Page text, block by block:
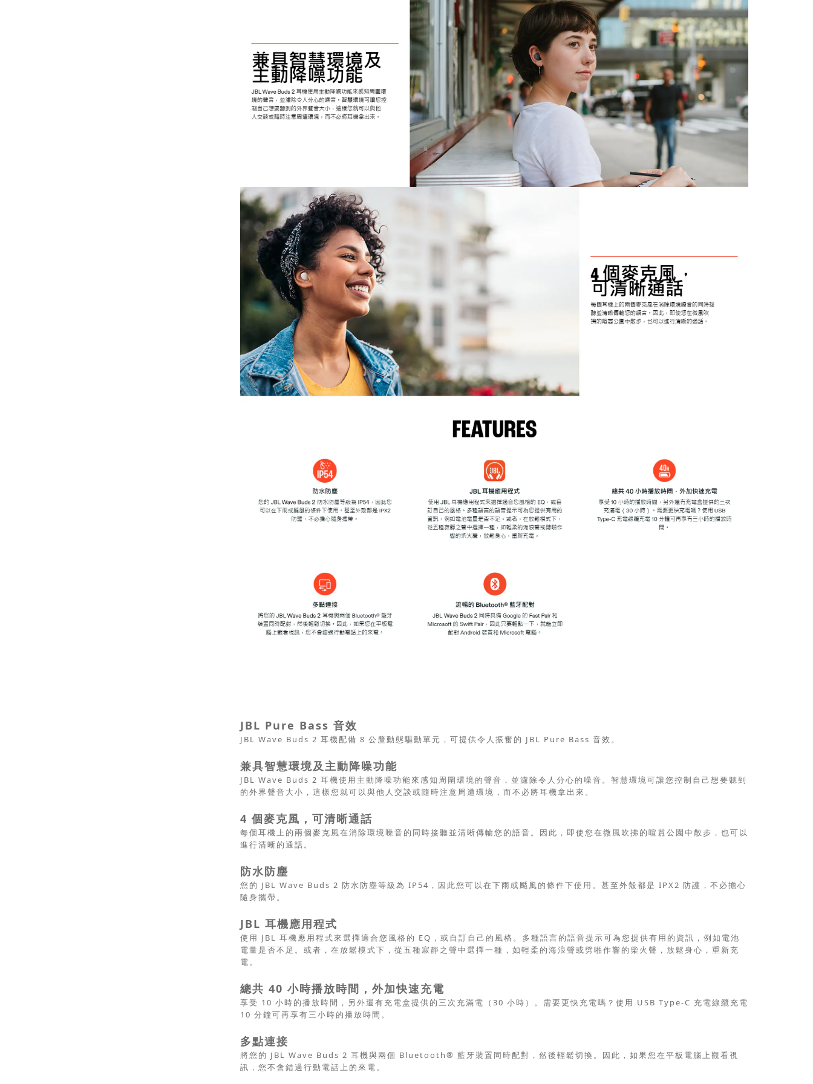
JBL Pure Bass 音效
JBL Wave Buds 2 耳機配備 8 公釐動態驅動單元，可提供令人振奮的 JBL Pure Bass 音效。
兼具智慧環境及主動降噪功能
JBL Wave Buds 2 耳機使用主動降噪功能來感知周圍環境的聲音，並濾除令人分心的噪音。智慧環境可讓您控制自己想要聽到
的外界聲音大小，這樣您就可以與他人交談或隨時注意周遭環境，而不必將耳機拿出來。
4 個麥克風，可清晰通話
每個耳機上的兩個麥克風在消除環境噪音的同時接聽並清晰傳輸您的語音。因此，即使您在微風吹拂的喧囂公園中散步，也可以
進行清晰的通話。
防水防塵
您的 JBL Wave Buds 2 防水防塵等級為 IP54，因此您可以在下雨或颳風的條件下使用。甚至外殼都是 IPX2 防護，不必擔心
隨身攜帶。
JBL 耳機應用程式
使用 JBL 耳機應用程式來選擇適合您風格的 EQ，或自訂自己的風格。多種語言的語音提示可為您提供有用的資訊，例如電池
電量是否不足。或者，在放鬆模式下，從五種寂靜之聲中選擇一種，如輕柔的海浪聲或劈啪作響的柴火聲，放鬆身心，重新充
電。
總共 40 小時播放時間，外加快速充電
享受 10 小時的播放時間，另外還有充電盒提供的三次充滿電（30 小時）。需要更快充電嗎？使用 USB Type-C 充電線纜充電
10 分鐘可再享有三小時的播放時間。
多點連接
將您的 JBL Wave Buds 2 耳機與兩個 Bluetooth® 藍牙裝置同時配對，然後輕鬆切換。因此，如果您在平板電腦上觀看視
訊，您不會錯過行動電話上的來電。